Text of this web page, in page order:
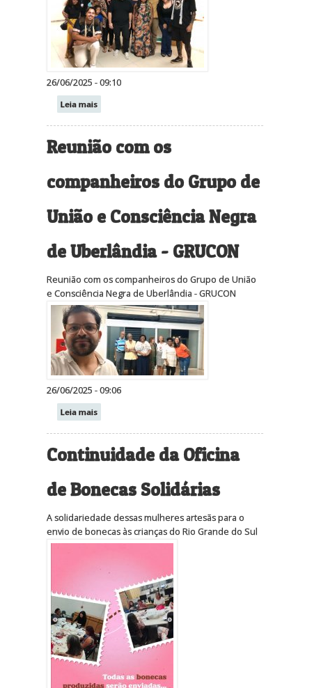
26/06/2025 - 09:10
Leia mais
Reunião com os
companheiros do Grupo de
União e Consciência Negra
de Uberlândia - GRUCON
Reunião com os companheiros do Grupo de União
e Consciência Negra de Uberlândia - GRUCON
26/06/2025 - 09:06
Leia mais
Continuidade da Oficina
de Bonecas Solidárias
A solidariedade dessas mulheres artesãs para o
envio de bonecas às crianças do Rio Grande do Sul